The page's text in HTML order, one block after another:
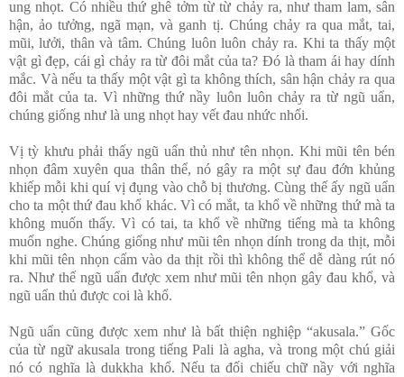
ung nhọt. Có nhiều thứ ghê tởm từ từ chảy ra, như tham lam, sân
hận, ảo tưởng, ngã mạn, và ganh tị. Chúng chảy ra qua mắt, tai,
mũi, lưởi, thân và tâm. Chúng luôn luôn chảy ra. Khi ta thấy một
vật gì đẹp, cái gì chảy ra từ đôi mắt của ta? Đó là tham ái hay dính
mắc. Và nếu ta thấy một vật gì ta không thích, sân hận chảy ra qua
đôi mắt của ta. Vì những thứ nầy luôn luôn chảy ra từ ngũ uẩn,
chúng giống như là ung nhọt hay vết đau nhức nhối.
Vị tỳ khưu phải thấy ngũ uẩn thủ như tên nhọn. Khi mũi tên bén
nhọn đâm xuyên qua thân thể, nó gây ra một sự đau đớn khủng
khiếp mỗi khi quí vị đụng vào chỗ bị thương. Cùng thế ấy ngũ uẩn
cho ta một thứ đau khổ khác. Vì có mắt, ta khổ về những thứ mà ta
không muốn thấy. Vì có tai, ta khổ về những tiếng mà ta không
muốn nghe. Chúng giống như mũi tên nhọn dính trong da thịt, mỗi
khi mũi tên nhọn cấm vào da thịt rồi thì không thể dễ dàng rút nó
ra. Như thế ngũ uẩn được xem như mũi tên nhọn gây đau khổ, và
ngũ uẩn thủ được coi là khổ.
Ngũ uẩn cũng được xem như là bất thiện nghiệp “akusala.” Gốc
của từ ngữ akusala trong tiếng Pali là agha, và trong một chú giải
nó có nghĩa là dukkha khổ. Nếu ta đối chiếu chữ nầy với nghĩa